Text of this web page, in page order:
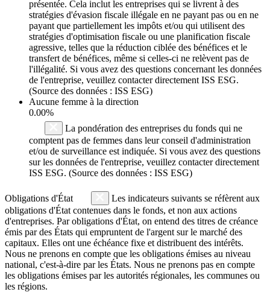
présentée. Cela inclut les entreprises qui se livrent à des
stratégies d'évasion fiscale illégale en ne payant pas ou en ne
payant que partiellement les impôts et/ou qui utilisent des
stratégies d'optimisation fiscale ou une planification fiscale
agressive, telles que la réduction ciblée des bénéfices et le
transfert de bénéfices, même si celles-ci ne relèvent pas de
l'illégalité. Si vous avez des questions concernant les données
de l'entreprise, veuillez contacter directement ISS ESG.
(Source des données : ISS ESG)
Aucune femme à la direction
0.00%
La pondération des entreprises du fonds qui ne
comptent pas de femmes dans leur conseil d'administration
et/ou de surveillance est indiquée. Si vous avez des questions
sur les données de l'entreprise, veuillez contacter directement
ISS ESG. (Source des données : ISS ESG)
Obligations d'État
Les indicateurs suivants se réfèrent aux
obligations d'État contenues dans le fonds, et non aux actions
d'entreprises. Par obligations d'État, on entend des titres de créance
émis par des États qui empruntent de l'argent sur le marché des
capitaux. Elles ont une échéance fixe et distribuent des intérêts.
Nous ne prenons en compte que les obligations émises au niveau
national, c'est-à-dire par les États. Nous ne prenons pas en compte
les obligations émises par les autorités régionales, les communes ou
les régions.